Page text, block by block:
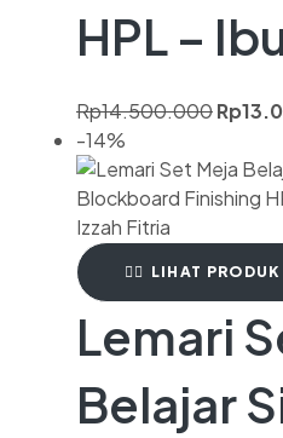
HPL –
Rp14.500.000Rp
-14%
LIHAT PRODUK
Lemari
Belajar